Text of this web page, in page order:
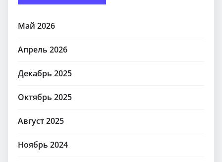
Май 2026
Апрель 2026
Декабрь 2025
Октябрь 2025
Август 2025
Ноябрь 2024